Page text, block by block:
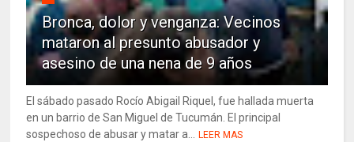
Bronca, dolor y venganza: Vecinos
mataron al presunto abusador y
asesino de una nena de 9 años
El sábado pasado Rocío Abigail Riquel, fue hallada muerta
en un barrio de San Miguel de Tucumán. El principal
sospechoso de abusar y matar a... LEER MAS